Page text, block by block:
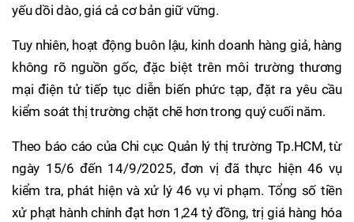
yếu dồi dào, giá cả cơ bản giữ vững.
Tuy nhiên, hoạt động buôn lậu, kinh doanh hàng giả, hàng
không rõ nguồn gốc, đặc biệt trên môi trường thương
mại điện tử tiếp tục diễn biến phức tạp, đặt ra yêu cầu
kiểm soát thị trường chặt chẽ hơn trong quý cuối năm.
Theo báo cáo của Chi cục Quản lý thị trường Tp.HCM, từ
ngày 15/6 đến 14/9/2025, đơn vị đã thực hiện 46 vụ
kiểm tra, phát hiện và xử lý 46 vụ vi phạm. Tổng số tiền
xử phạt hành chính đạt hơn 1,24 tỷ đồng, trị giá hàng hóa